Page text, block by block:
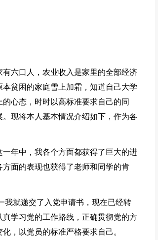
六口人，农业收入是家里的全部经济
贫困的家庭雪上加霜，知道自己大学
心态，时时以高标准要求自己的同
现将本人基本情况介绍如下，作为各
年中，我各个方面都获得了巨大的进
面的表现也获得了老师和同学的肯
我就递交了入党申请书，现在已经转
学习党的工作路线，正确贯彻党的方
，以党员的标准严格要求自己。